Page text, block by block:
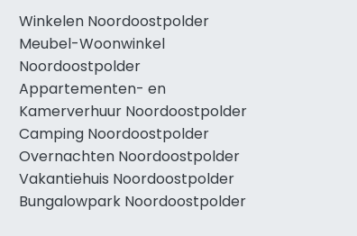
Winkelen Noordoostpolder
Meubel-Woonwinkel
Noordoostpolder
Appartementen- en
Kamerverhuur Noordoostpolder
Camping Noordoostpolder
Overnachten Noordoostpolder
Vakantiehuis Noordoostpolder
Bungalowpark Noordoostpolder